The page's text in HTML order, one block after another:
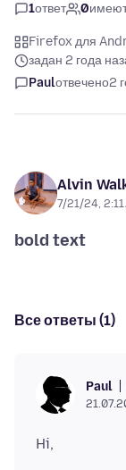
1ответ 0
Firefox для
задан 2 года
Paulотвечено2
Alvin
7/21/24, 2:11
bold text
Все ответы (1)
Paul